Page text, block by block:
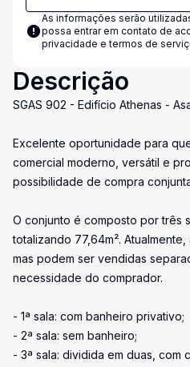
As informações serão
possa entrar em contato de
privacidade e termos de
Descrição
SGAS 902 - Edifício Athenas -
Excelente oportunidade para
comercial moderno, versátil e
possibilidade de compra
O conjunto é composto por três
totalizando 77,64m².
mas podem ser vendidas
necessidade do comprador.
- 1ª sala: com banheiro privativo;
- 2ª sala: sem banheiro;
- 3ª sala: dividida em duas, com